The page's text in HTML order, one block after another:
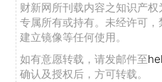
财新网所刊载内容之知识产
专属所有或持有。未经许可
建立镜像等任何使用。
如有意愿转载，请发邮件至
确认及授权后，方可转载。